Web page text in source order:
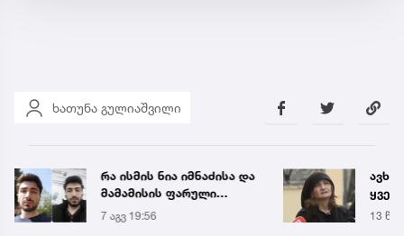
ხათუნა გულიაშვილი
რა ისმის ნია იმნაძისა და
მამამისის ფარული
ჩანაწერიდან - გიგა
ავალიანის მკვლელობის
7 აგვ 19:56 13